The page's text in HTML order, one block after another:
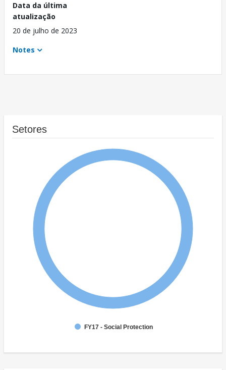
Data da última
atualização
20 de julho de 2023
Notes
Setores
FY17 - Social Protection